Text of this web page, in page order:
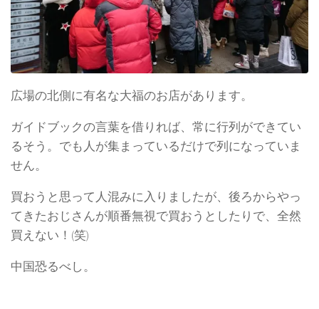
広場の北側に有名な大福のお店があります。
ガイドブックの言葉を借りれば、常に行列ができてい
るそう。でも人が集まっているだけで列になっていま
せん。
買おうと思って人混みに入りましたが、後ろからやっ
てきたおじさんが順番無視で買おうとしたりで、全然
買えない！(笑)
中国恐るべし。